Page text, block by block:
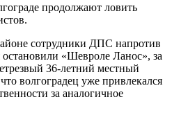
продолжают ловить
сотрудники ДПС напротив
«Шевроле Ланос», за
36-летний местный
волгоградец уже привлекался
за аналогичное